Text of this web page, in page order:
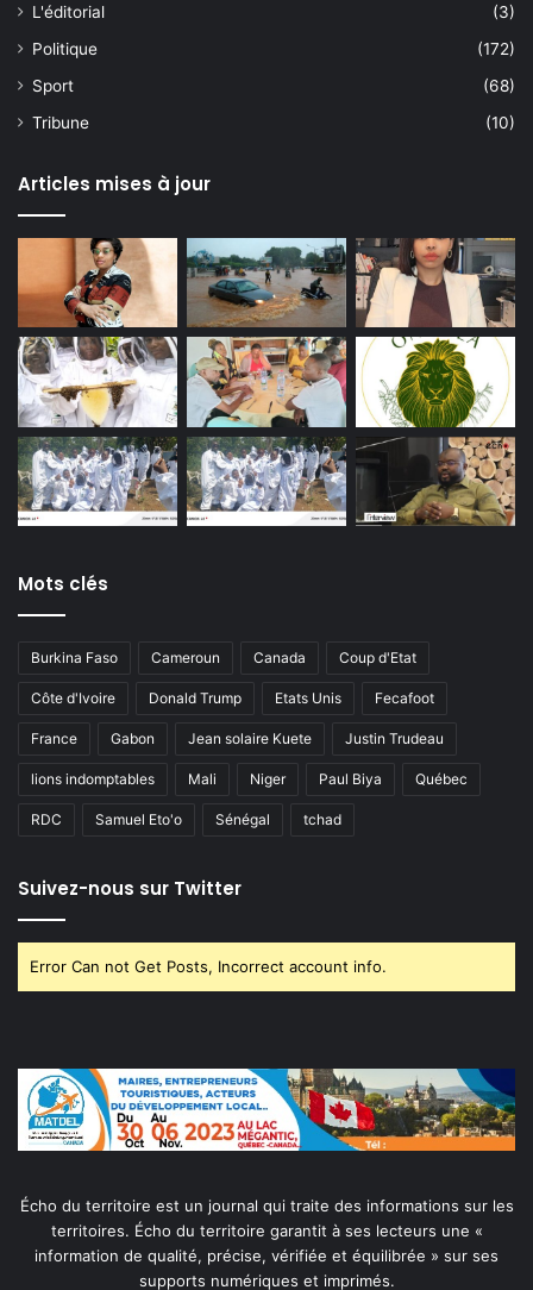
L'éditorial
(3)
Politique
(172)
Sport
(68)
Tribune
(10)
Articles mises à jour
Mots clés
Burkina Faso Cameroun Canada Coup d'Etat
Côte d'Ivoire Donald Trump Etats Unis Fecafoot
France Gabon Jean solaire Kuete Justin Trudeau
lions indomptables Mali Niger Paul Biya Québec
RDC Samuel Eto'o Sénégal tchad
Suivez-nous sur Twitter
Error Can not Get Posts, Incorrect account info.
Écho du territoire est un journal qui traite des informations sur les
territoires. Écho du territoire garantit à ses lecteurs une «
information de qualité, précise, vérifiée et équilibrée » sur ses
supports numériques et imprimés.